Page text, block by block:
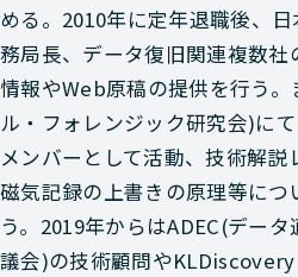
める。2010年に定年退職後、
務局長、データ復旧関連複数社
情報やWeb原稿の提供を行う
ル・フォレンジック研究会)に
メンバーとして活動、技術解説
磁気記録の上書きの原理等につ
う。2019年からはADEC(デー
議会)の技術顧問や